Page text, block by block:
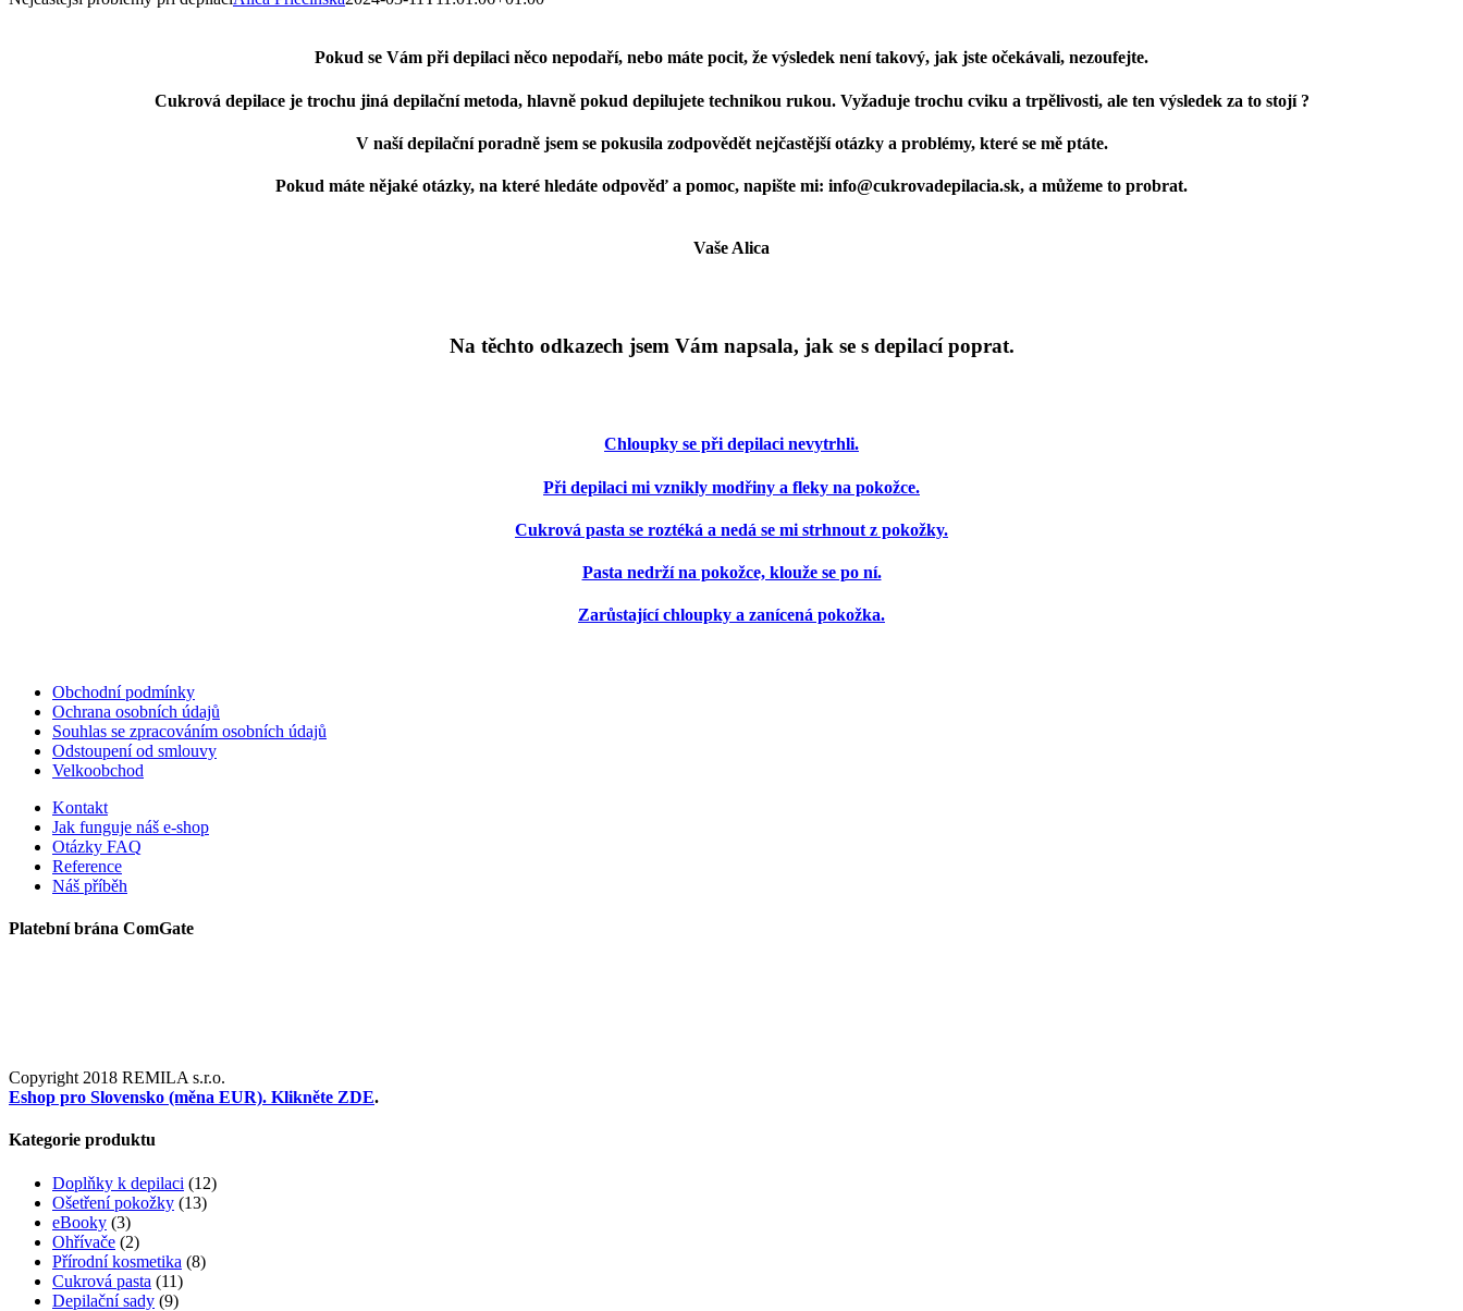
Pokud se Vám při depilaci něco nepodaří, nebo máte pocit, že výsledek není takový, jak jste očekávali, nezoufejte.
Cukrová depilace je trochu jiná depilační metoda, hlavně pokud depilujete technikou rukou. Vyžadujetrochu cviku a trpělivosti, ale ten výsledek za to stojí ?
V naší depilačníporadnějsem se pokusila zodpovědět nejčastější otázky a problémy, které se mě ptáte.
Pokud máte nějaké otázky, na které hledáte odpověď a pomoc, napište mi: info@cukrovadepilacia.sk, a můžeme to probrat.
Vaše Alica
Na těchto odkazech jsem Vám napsala, jak se s depilací poprat.
Chloupky se při depilaci nevytrhli.
Při depilaci mi vznikly modřiny a fleky na pokožce.
Cukrová pasta se roztéká a nedá se mi strhnout z pokožky.
Pasta nedrží na pokožce, klouže se po ní.
Zarůstající chloupky a zanícená pokožka.
Obchodní podmínky
Ochrana osobních údajů
Souhlas se zpracováním osobních údajů
Odstoupení od smlouvy
Velkoobchod
Kontakt
Jak funguje náš e-shop
Otázky FAQ
Reference
Náš příběh
Platební brána ComGate
Copyright 2018 REMILA s.r.o.
Facebook
YouTube
Toggle
Bar
Eshop pro Slovensko (měna EUR). Klikněte ZDE.
Kategorie produktu
Doplňky k depilaci (12)
Ošetření pokožky (13)
eBooky (3)
Ohřívače (2)
Přírodní kosmetika (8)
Cukrová pasta (11)
Depilační sady (9)